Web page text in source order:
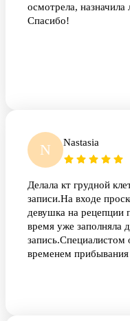
осмотрела,
Спасибо!
N Nastasia
Делала кт грудной
записи.На входе
девушка на рецепции
время уже заполняла
запись.Специалистом
временем прибывания